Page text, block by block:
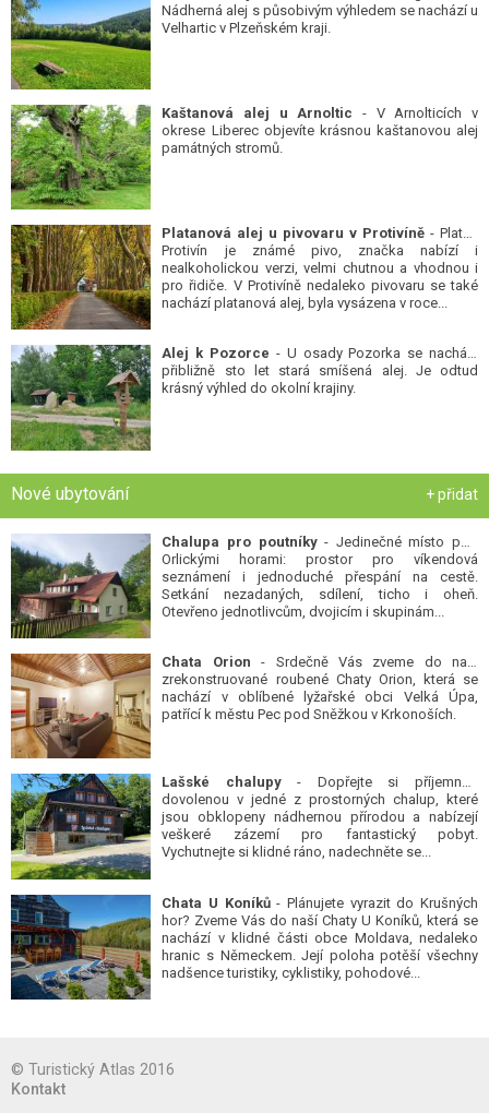
Nádherná alej s působivým výhledem se nachází u
Velhartic v Plzeňském kraji.
Kaštanová alej u Arnoltic - V Arnolticích v
okrese Liberec objevíte krásnou kaštanovou alej
památných stromů.
Platanová alej u pivovaru v Protivíně - Platan
Protivín je známé pivo, značka nabízí i
nealkoholickou verzi, velmi chutnou a vhodnou i
pro řidiče. V Protivíně nedaleko pivovaru se také
nachází platanová alej, byla vysázena v roce...
Alej k Pozorce - U osady Pozorka se nachází
přibližně sto let stará smíšená alej. Je odtud
krásný výhled do okolní krajiny.
Nové ubytování + přidat
Chalupa pro poutníky- Jedinečné místo pod
Orlickými horami: prostor pro víkendová
seznámení i jednoduché přespání na cestě.
Setkání nezadaných, sdílení, ticho i oheň.
Otevřeno jednotlivcům, dvojicím i skupinám...
Chata Orion - Srdečně Vás zveme do naší
zrekonstruované roubené Chaty Orion, která se
nachází v oblíbené lyžařské obci Velká Úpa,
patřící k městu Pec pod Sněžkou v Krkonoších.
Lašské chalupy- Dopřejte si příjemnou
dovolenou v jedné z prostorných chalup, které
jsou obklopeny nádhernou přírodou a nabízejí
veškeré zázemí pro fantastický pobyt.
Vychutnejte si klidné ráno, nadechněte se...
Chata U Koníků- Plánujete vyrazit do Krušných
hor? Zveme Vás do naší Chaty U Koníků, která se
nachází v klidné části obce Moldava, nedaleko
hranic s Německem. Její poloha potěší všechny
nadšence turistiky, cyklistiky, pohodové...
© Turistický Atlas 2016
Kontakt